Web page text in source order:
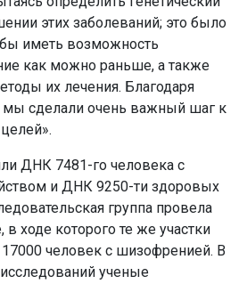
этих заболеваний; это было
иметь возможность
как можно раньше, а также
их лечения. Благодаря
мы сделали очень важный шаг к
ДНК 7481-го человека с
и ДНК 9250-ти здоровых
группа провела
в ходе которого те же участки
человек с шизофренией. В
исследований ученые